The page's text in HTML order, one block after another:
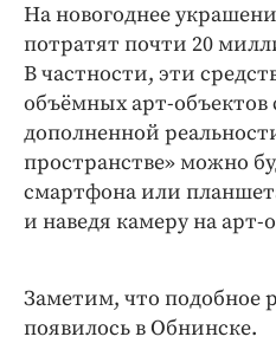
На новогоднее
потратят почти 20
В частности, эти
объёмных арт-объектов
дополненной
пространстве» можно
смартфона или
и наведя камеру на арт-
Заметим, что подобное
появилось в Обнинске.